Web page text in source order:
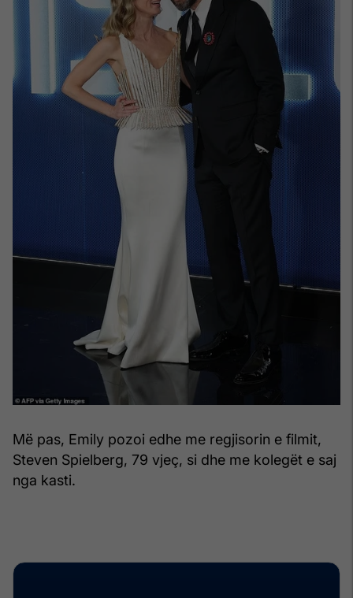
Më pas, Emily pozoi edhe me regjisorin e filmit,
Steven Spielberg, 79 vjeç, si dhe me kolegët e saj
nga kasti.